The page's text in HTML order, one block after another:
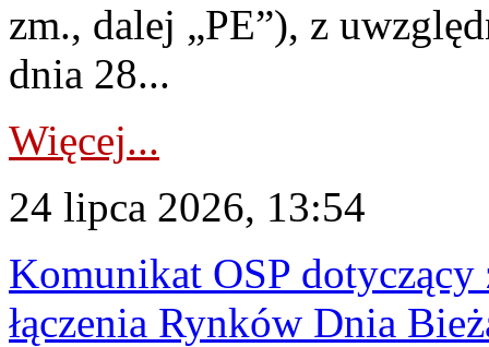
zm., dalej „PE”), z
dnia 28...
Więcej...
24 lipca 2026, 13:54
Komunikat OSP dotyczący
łączenia Rynków Dnia